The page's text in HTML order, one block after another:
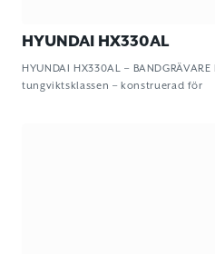
HYUNDAI HX330AL
HYUNDAI HX330AL –
tungviktsklassen – konstruerad för